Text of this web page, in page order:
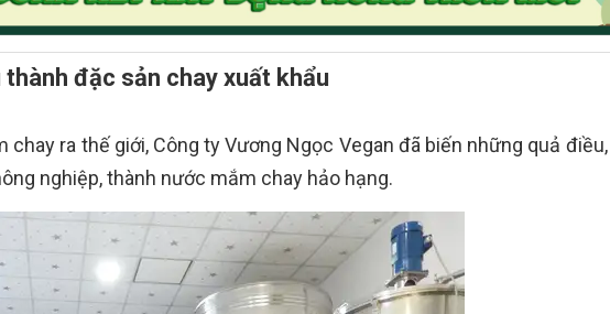
đặc sản chay xuất khẩu
ra thế giới, Công ty Vương Ngọc Vegan đã biến những quả
nghiệp, thành nước mắm chay hảo hạng.